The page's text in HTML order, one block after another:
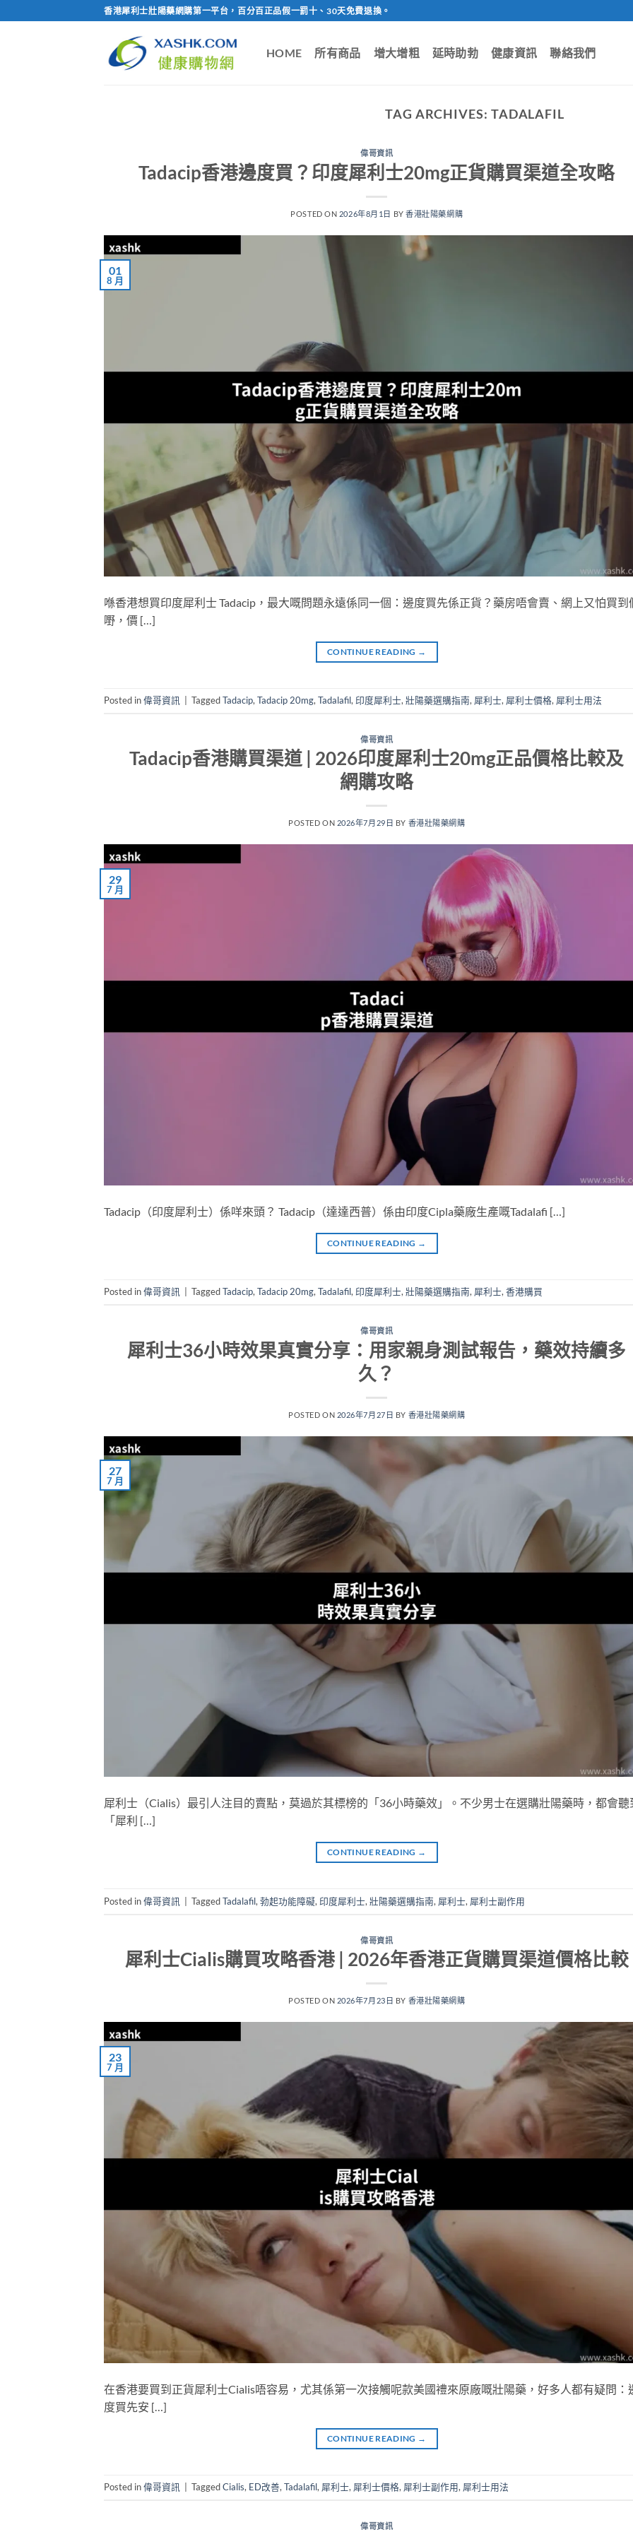
to
香港犀利士壯陽藥網購第一平台，百分百正品假一罰十、30天免費退換。
HOME 所有商品 增大增粗 延時助勃 健康資訊 聯絡我們
TAG ARCHIVES: TADALAFIL
偉哥資訊
Tadacip香港邊度買？印度犀利士20mg正貨購買渠道全攻略
POSTED ON 2026年8月1日 BY香港壯陽藥網購
01
8 月
喺香港想買印度犀利士 Tadacip，最大嘅問題永遠係同一個：邊度買先係正貨？藥房唔會賣、網上又怕買到
嘢，價 […]
CONTINUE READING →
Posted in偉哥資訊 TaggedTadacip, Tadacip 20mg, Tadalafil, 印度犀利士, 壯陽藥選購指南, 犀利士, 犀利士價格, 犀利士用法
偉哥資訊
Tadacip香港購買渠道 | 2026印度犀利士20mg正品價格比較及
網購攻略
POSTED ON 2026年7月29日 BY 香港壯陽藥網購
29
7 月
Tadacip（印度犀利士）係咩來頭？ Tadacip（達達西普）係由印度Cipla藥廠生產嘅Tadalafi […]
CONTINUE READING →
Posted in偉哥資訊 TaggedTadacip,Tadacip 20mg,Tadalafil,印度犀利士,壯陽藥選購指南, 犀利士,香港購買
偉哥資訊
犀利士36小時效果真實分享：用家親身測試報告，藥效持續多
久？
POSTED ON 2026年7月27日 BY 香港壯陽藥網購
27
7 月
犀利士（Cialis）最引人注目的賣點，莫過於其標榜的「36小時藥效」。不少男士在選購壯陽藥時，都會聽
「犀利 […]
CONTINUE READING →
Posted in偉哥資訊 TaggedTadalafil, 勃起功能障礙, 印度犀利士, 壯陽藥選購指南, 犀利士, 犀利士副作用
偉哥資訊
犀利士Cialis購買攻略香港 | 2026年香港正貨購買渠道價格比較
POSTED ON 2026年7月23日 BY 香港壯陽藥網購
23
7 月
在香港要買到正貨犀利士Cialis唔容易，尤其係第一次接觸呢款美國禮來原廠嘅壯陽藥，好多人都有疑問：
度買先安 […]
CONTINUE READING →
Posted in偉哥資訊 TaggedCialis, ED改善,Tadalafil, 犀利士, 犀利士價格, 犀利士副作用, 犀利士用法
偉哥資訊